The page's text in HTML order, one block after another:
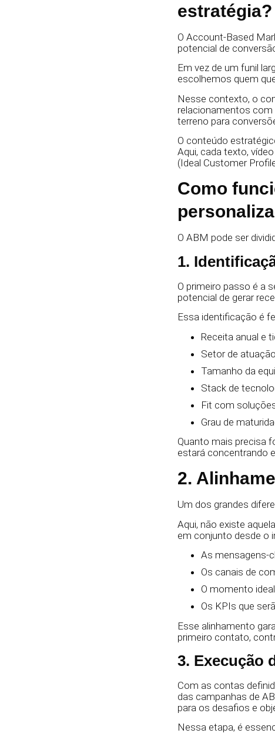
estratégia?
O Account-Based
potencial de
Em vez de um funil
escolhemos quem
Nesse contexto, o
relacionamentos com
terreno para
O conteúdo
Aqui, cada texto,
(Ideal Customer
Como
O ABM pode ser
1.
O primeiro passo é a
potencial de gerar
Essa identificação é
Receita anual e
Setor de
Tamanho da
Stack de
Fit com
Grau de
Quanto mais precisa
estará concentrando
2.
Um dos grandes
Aqui, não existe
em conjunto desde o
As mensagens-
Os canais de
O momento
Os KPIs que
Esse alinhamento
primeiro contato,
3. Execução
Com as contas
das campanhas de
para os desafios e
Nessa etapa, é